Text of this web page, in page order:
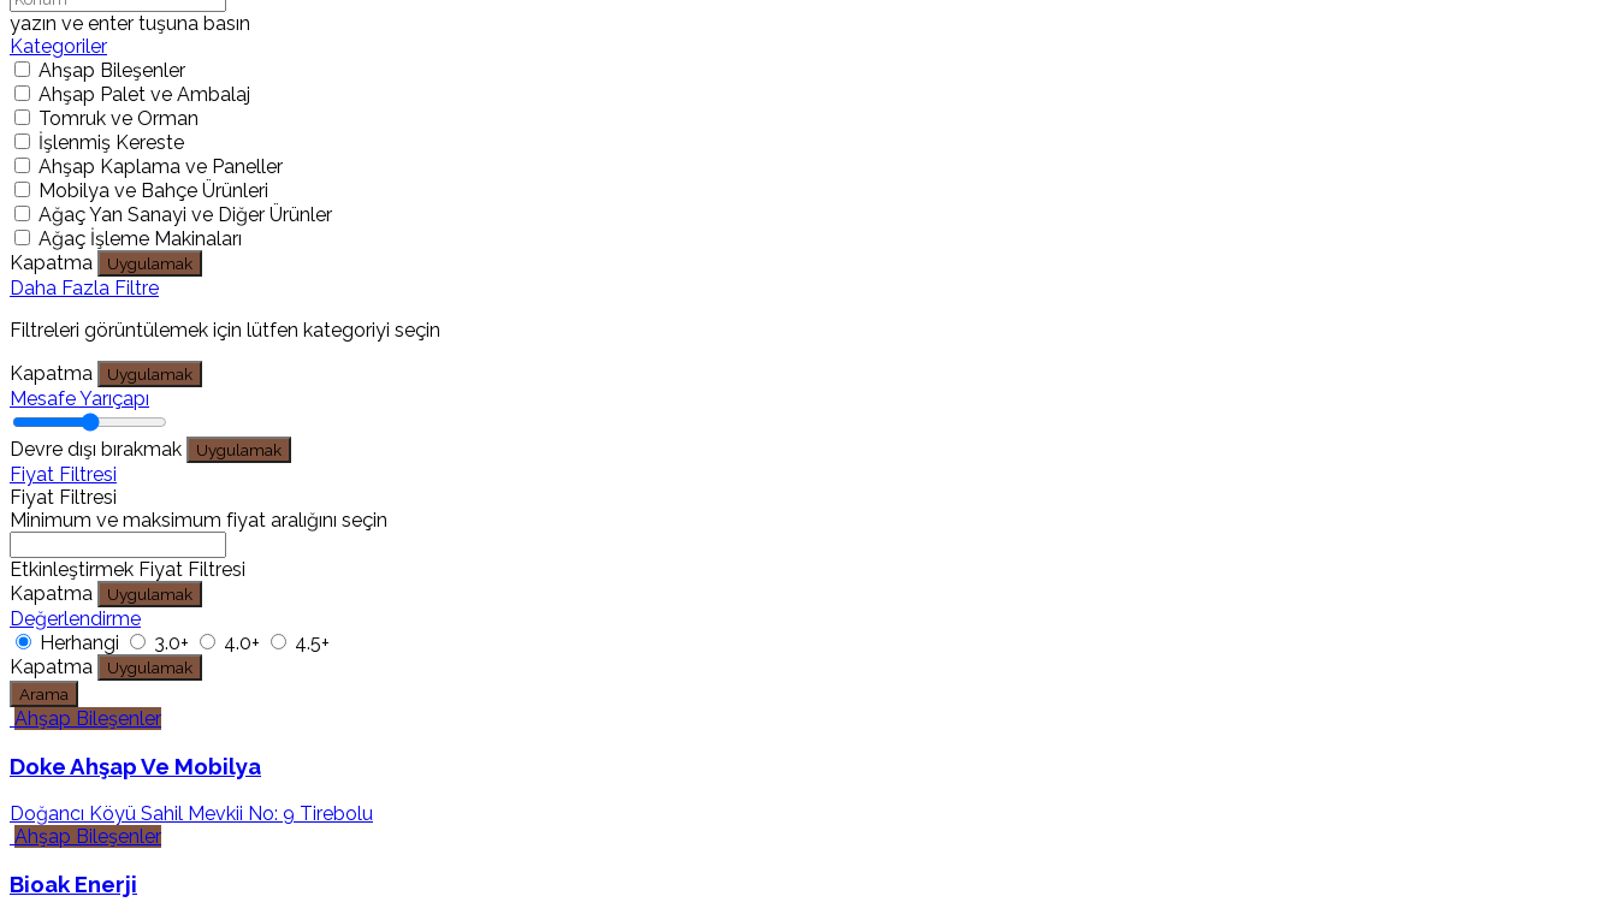
yazın ve enter tuşuna basın
Kategoriler
Ahşap Bileşenler
Ahşap Palet ve Ambalaj
Tomruk ve Orman
İşlenmiş Kereste
Ahşap Kaplama ve Paneller
Mobilya ve Bahçe Ürünleri
Ağaç Yan Sanayi ve Diğer Ürünler
Ağaç İşleme Makinaları
Kapatma
Uygulamak
Daha Fazla Filtre
Filtreleri görüntülemek için lütfen kategoriyi seçin
Kapatma
Uygulamak
Mesafe Yarıçapı
Devre dışı bırakmak Uygulamak
Fiyat Filtresi
Fiyat Filtresi
Minimum ve maksimum fiyat aralığını seçin
Etkinleştirmek Fiyat Filtresi
Kapatma
Uygulamak
Değerlendirme
Herhangi
3.0+ 4.0+
4.5+
Kapatma
Uygulamak
Arama
Ahşap Bileşenler
Doke Ahşap Ve Mobilya
Doğancı Köyü Sahil Mevkii No: 9 Tirebolu
Ahşap Bileşenler
Bioak Enerji